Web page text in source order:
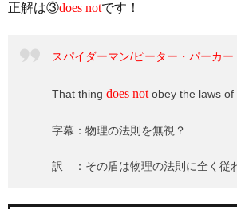
正解は③does notです！
スパイダーマン/ピーター・パーカー
That thing does notobey the laws of
字幕：物理の法則を無視？
訳 ：その盾は物理の法則に全く従